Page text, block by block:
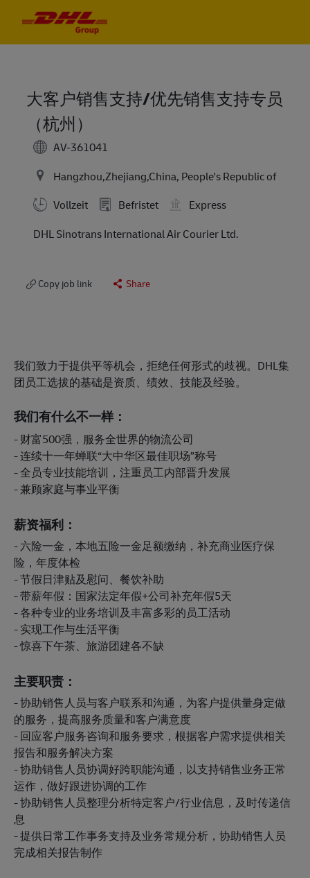
大客户销售支持/优先销售支持专员
（杭州）
AV-361041
Hangzhou,Zhejiang,China, People's Republic of
Vollzeit
Befristet
Express
DHL Sinotrans International Air Courier Ltd.
Copy job link Share
我们致力于提供平等机会，拒绝任何形式的歧视。DHL集
团员工选拔的基础是资质、绩效、技能及经验。
我们有什么不一样：
- 财富500强，服务全世界的物流公司
- 连续十一年蝉联“大中华区最佳职场”称号
- 全员专业技能培训，注重员工内部晋升发展
- 兼顾家庭与事业平衡
薪资福利：
- 六险一金，本地五险一金足额缴纳，补充商业医疗保
险，年度体检
- 节假日津贴及慰问、餐饮补助
- 带薪年假：国家法定年假+公司补充年假5天
- 各种专业的业务培训及丰富多彩的员工活动
- 实现工作与生活平衡
- 惊喜下午茶、旅游团建各不缺
主要职责：
- 协助销售人员与客户联系和沟通，为客户提供量身定做
的服务，提高服务质量和客户满意度
- 回应客户服务咨询和服务要求，根据客户需求提供相关
报告和服务解决方案
- 协助销售人员协调好跨职能沟通，以支持销售业务正常
运作，做好跟进协调的工作
- 协助销售人员整理分析特定客户/行业信息，及时传递信
息
- 提供日常工作事务支持及业务常规分析，协助销售人员
完成相关报告制作